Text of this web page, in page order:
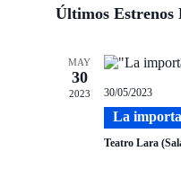
Últimos Estrenos
MAY
30
2023 30/05/2023
La
Teatro Lara